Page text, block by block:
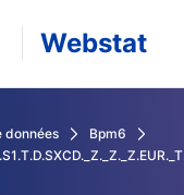
navigation
Webstat
données
Bpm6